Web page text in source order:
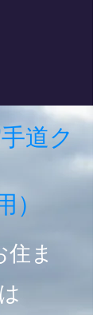
道ク
住ま